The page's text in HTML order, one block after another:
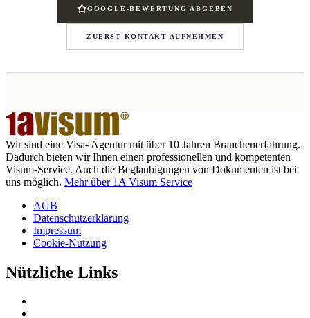
GOOGLE-BEWERTUNG ABGEBEN
ZUERST KONTAKT AUFNEHMEN
Wir sind eine Visa- Agentur mit über 10 Jahren Branchenerfahrung.
Dadurch bieten wir Ihnen einen professionellen und kompetenten
Visum-Service. Auch die Beglaubigungen von Dokumenten ist bei
uns möglich. Mehr über 1A Visum Service
AGB
Datenschutzerklärung
Impressum
Cookie-Nutzung
Nützliche Links